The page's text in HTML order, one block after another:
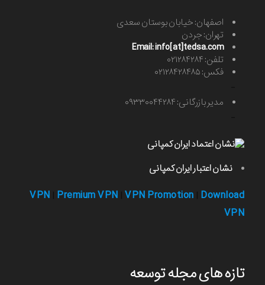
اصفهان: خیابان بوستان سعدی
تهران: جردن
Email: info[at]tedsa.com
تلفن: ۰۲۱۲۸۴۲۸۴
فکس: ۰۲۱۲۸۴۲۸۴۸۵
مدیر بازرگانی: ۰۹۳۳۰۰۴۴۲۸۴
نشان اعتبار ایران کمپانی
VPN Premium VPN VPN Promotion Download
VPN
تازه های مجله توسعه